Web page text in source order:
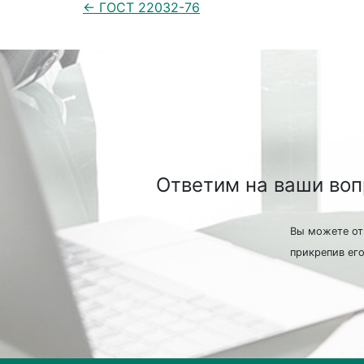
← ГОСТ 22032-76
Ответим на ваши
Вы можете
прикрепив